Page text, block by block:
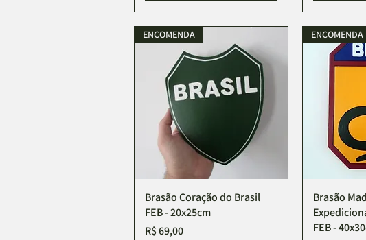
Visualização rápida
ENCOMENDA
Brasão Coração do Brasil
FEB - 20x25cm
Preço
R$ 69,00
ENCOMENDA
Brasão
FEB -